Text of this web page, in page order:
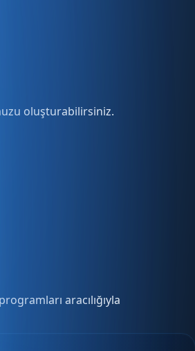
oluşturabilirsiniz.
programları aracılığıyla